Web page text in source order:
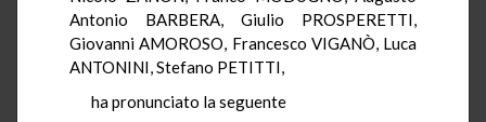
Antonio BARBERA, Giulio PROSPERETTI,
Giovanni AMOROSO, Francesco VIGANÒ, Luca
ANTONINI, Stefano PETITTI,
ha pronunciato la seguente